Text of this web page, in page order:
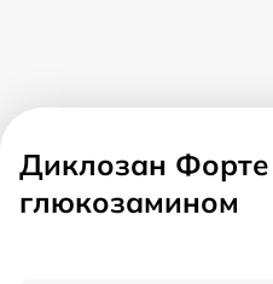
Диклозан
глюкозамином